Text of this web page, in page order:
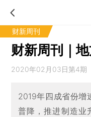
财新周刊
财新周刊｜
2020年02月03日第4期
2019年四成省份增
普降，推进制造业